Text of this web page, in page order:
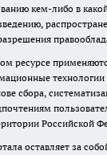
кем-либо в
ресурсе
технологии
сбора,
Российской
оставляет за